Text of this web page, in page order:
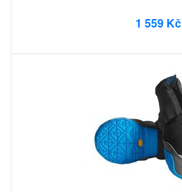
1 559 Kč